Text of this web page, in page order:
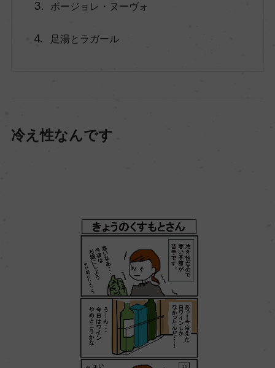
ボージョレ・ヌーヴォ
足湯とラガール
冷え性なんです